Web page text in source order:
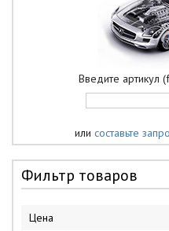
Введите артикул
или составьте
Фильтр товаров
Цена